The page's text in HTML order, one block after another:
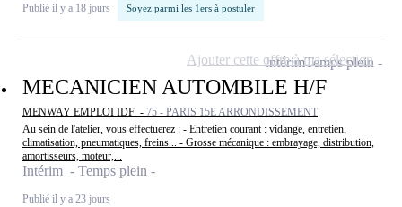
Publié il y a 18 jours Soyez parmi les 1ers à postuler
MECANICIEN AUTOMBILE H/F
MENWAY EMPLOI IDF - 75 - PARIS 15E ARRONDISSEMENT
Au sein de l'atelier, vous effectuerez : - Entretien courant : vidange, entretien,
climatisation, pneumatiques, freins... - Grosse mécanique : embrayage, distribution,
amortisseurs, moteur,...
Intérim - Temps plein
Publié il y a 23 jours
IntérimTemps plein
Ajouter cette offre à ma sélection